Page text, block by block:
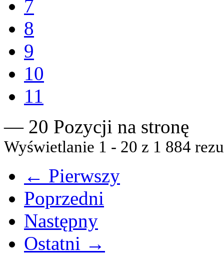
7
8
9
10
11
— 20 Pozycji na stronę
Wyświetlanie 1 - 20 z 1 884
← Pierwszy
Poprzedni
Następny
Ostatni →